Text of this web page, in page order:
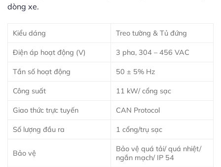
dòng xe.
Kiểu dáng Treo tường & Tủ đứng
Điện áp hoạt động (V) 3 pha, 304 – 456 VAC
Tần số hoạt động 50 ± 5% Hz
Công suất 11 kW/ cổng sạc
Giao thức trực tuyến CAN Protocol
Số lượng đầu ra 1 cổng/trụ sạc
Bảo vệ
Bảo vệ quá tải/ quá nhiệt/
ngắn mạch/ IP 54